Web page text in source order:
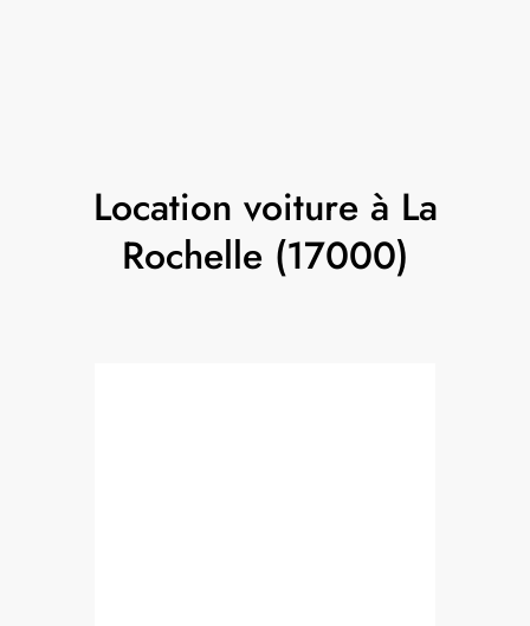
Location voiture à La
Rochelle (17000)